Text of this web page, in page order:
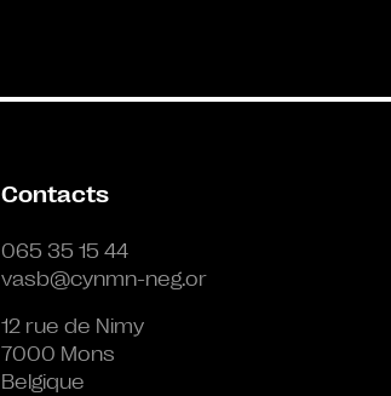
Contacts
065 35 15 44
vasb@cynmn-neg.or
12 rue de Nimy
7000 Mons
Belgique